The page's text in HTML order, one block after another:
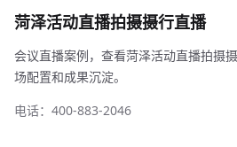
菏泽活动直播拍摄摄行直播
会议直播案例，查看菏泽活动直播拍摄
场配置和成果沉淀。
电话：400-883-2046